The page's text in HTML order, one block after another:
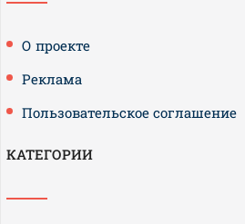
О проекте
Реклама
Пользовательское соглашение
КАТЕГОРИИ